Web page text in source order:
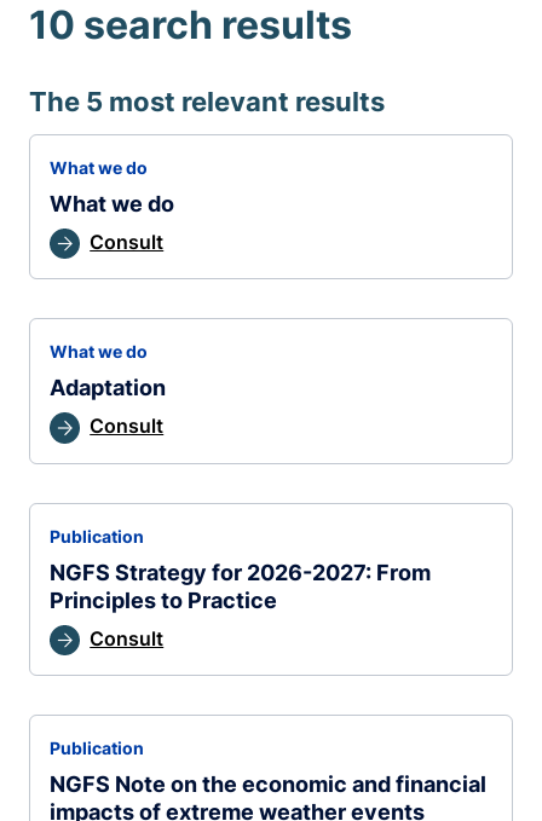
10 search results
The 5 most relevant results
What we do
What we do
Consult
Adaptation
What we do
Consult
NGFS Strategy for 2026-2027: From
Principles to Practice
Publication
Consult
NGFS Note on the economic and financial
impacts of extreme weather events
Publication